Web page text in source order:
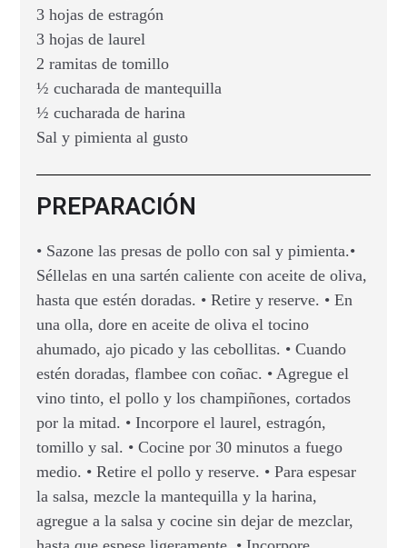
3 hojas de estragón
3 hojas de laurel
2 ramitas de tomillo
½ cucharada de mantequilla
½ cucharada de harina
Sal y pimienta al gusto
PREPARACIÓN
• Sazone las presas de pollo con sal y pimienta.•
Séllelas en una sartén caliente con aceite de oliva,
hasta que estén doradas. • Retire y reserve. • En
una olla, dore en aceite de oliva el tocino
ahumado, ajo picado y las cebollitas. • Cuando
estén doradas, flambee con coñac. • Agregue el
vino tinto, el pollo y los champiñones, cortados
por la mitad. • Incorpore el laurel, estragón,
tomillo y sal. • Cocine por 30 minutos a fuego
medio. • Retire el pollo y reserve. • Para espesar
la salsa, mezcle la mantequilla y la harina,
agregue a la salsa y cocine sin dejar de mezclar,